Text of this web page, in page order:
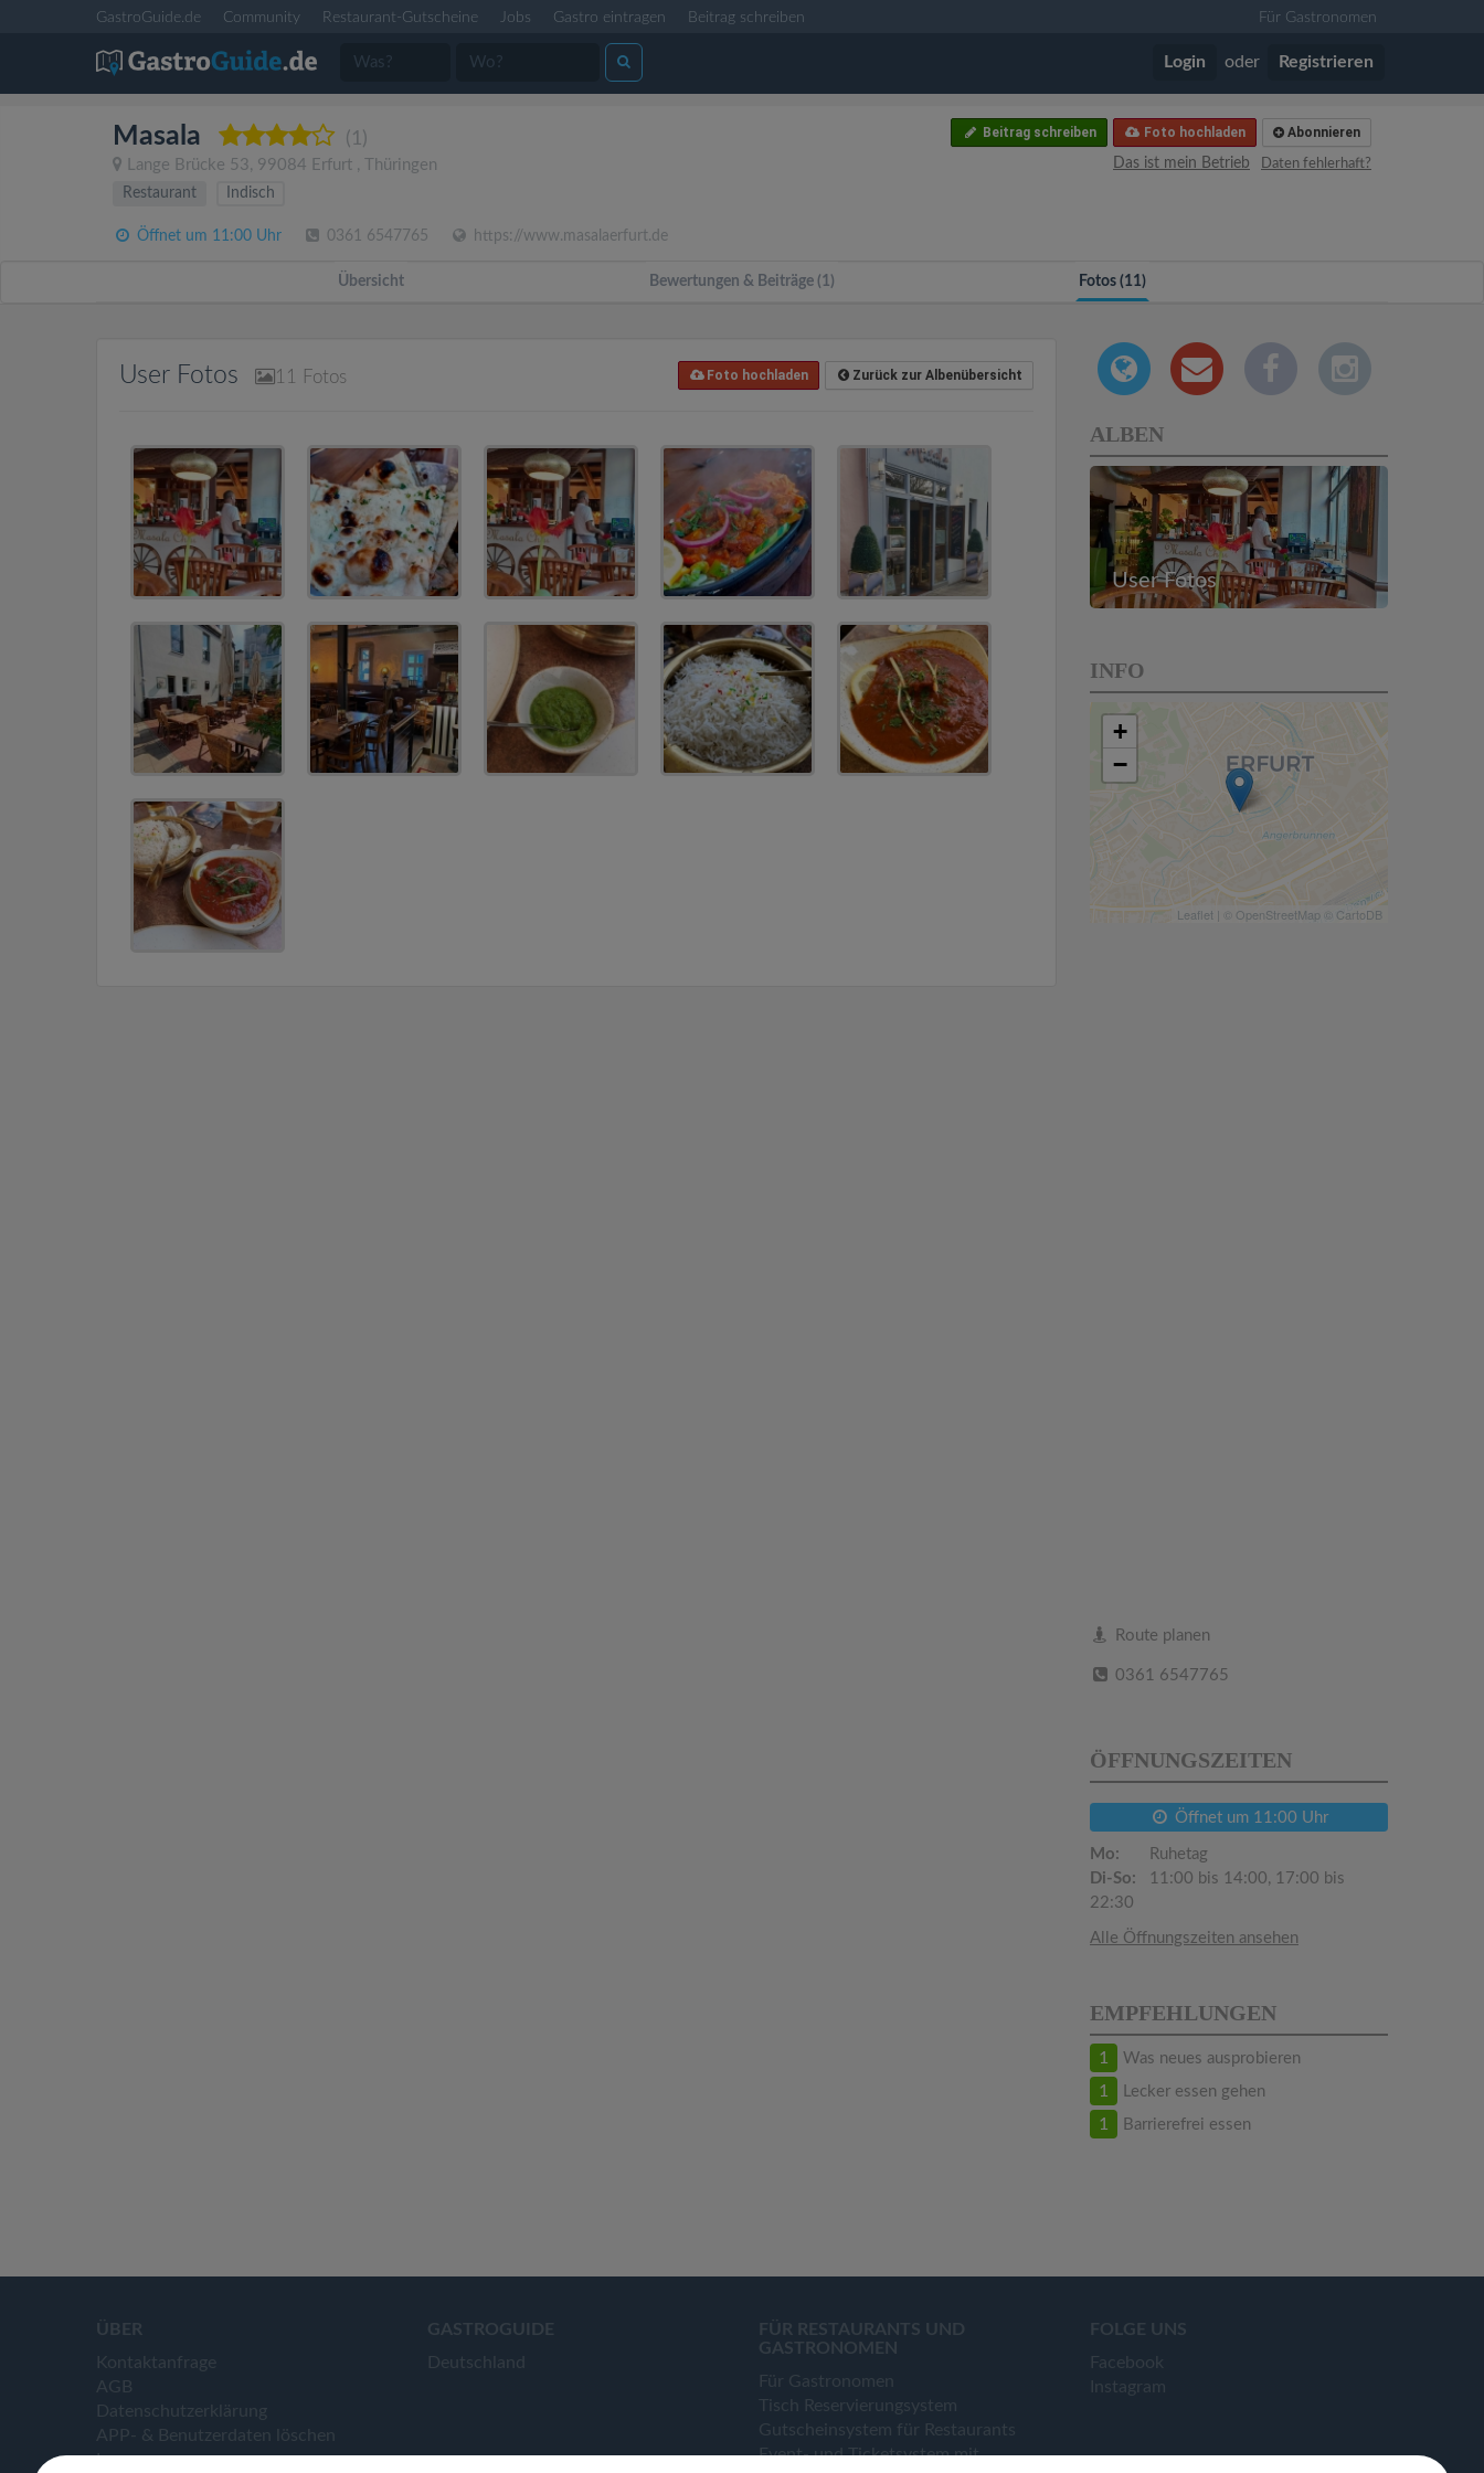
GastroGuide.de Community Restaurant-Gutscheine Jobs Gastro eintragen Beitrag schreiben Für Gastronomen
Login oder Registrieren
Masala (1)
Lange Brücke 53, 99084 Erfurt , Thüringen
Abonnieren
Foto hochladen
Beitrag schreiben
Daten fehlerhaft?
Das ist mein Betrieb
Restaurant
Indisch
Öffnet um 11:00 Uhr 0361 6547765 https://www.masalaerfurt.de
Übersicht Bewertungen & Beiträge (1) Fotos (11)
Foto hochladen Zurück zur Albenübersicht
User Fotos 11 Fotos
ALBEN
User Fotos
INFO
+
−
Leaflet | © OpenStreetMap © CartoDB
Route planen
0361 6547765
ÖFFNUNGSZEITEN
Öffnet um 11:00 Uhr
Mo:
Ruhetag
Di-So:
11:00 bis 14:00, 17:00 bis
22:30
Alle Öffnungszeiten ansehen
EMPFEHLUNGEN
1 Was neues ausprobieren
1 Lecker essen gehen
1 Barrierefrei essen
ÜBER
Kontaktanfrage
AGB
Datenschutzerklärung
APP- & Benutzerdaten löschen
Impressum
GASTROGUIDE
Deutschland
FÜR RESTAURANTS UND
GASTRONOMEN
Für Gastronomen
Tisch Reservierungsystem
Gutscheinsystem für Restaurants
Event- und Ticketsystem mit
FOLGE UNS
Facebook
Instagram